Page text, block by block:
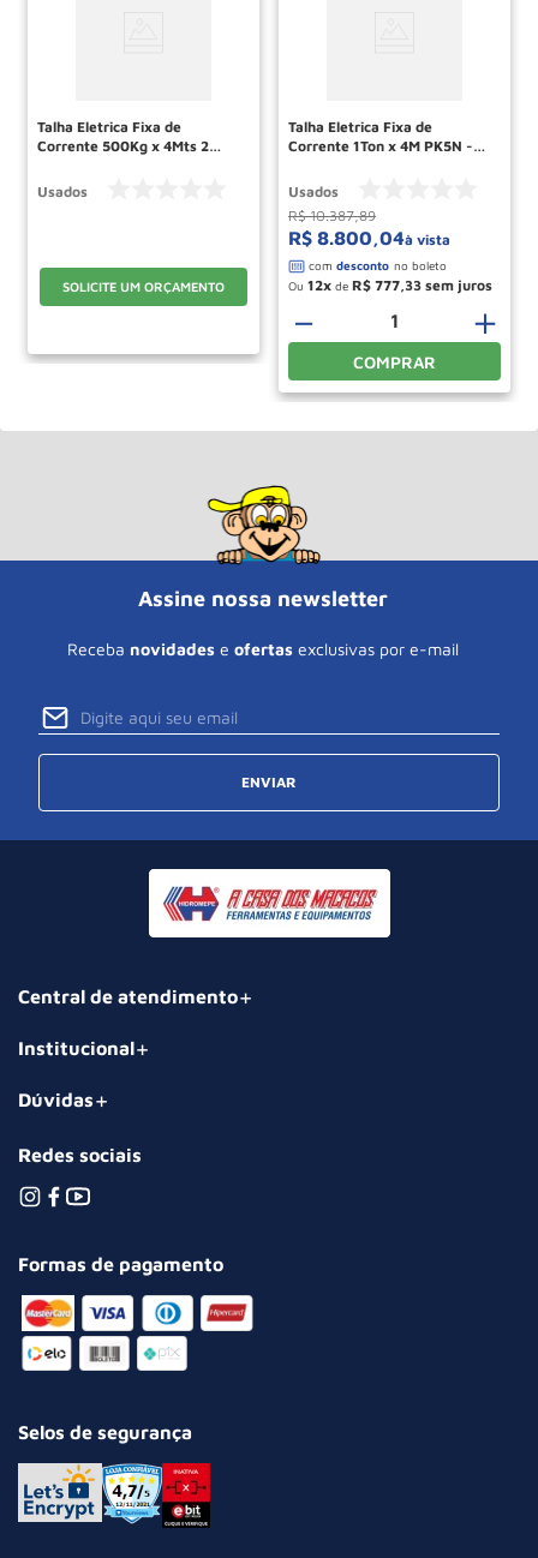
Talha Eletrica Fixa de
Corrente 500Kg x 4Mts 2
RECONDICIONADO
Usados
SOLICITE UM ORÇAMENTO
Talha Eletrica Fixa de
Corrente 1Ton x 4M PK5N -1
Usados
R$ 10.387,89
R$ 8.800,04à vista
Ou 12 de R$ 777 33
＋
－
COMPRAR
Assine nossa newsletter
Receba novidades e ofertas exclusivas por e-mail
ENVIAR
Central de atendimento
Institucional
Dúvidas
Redes sociais
Formas de pagamento
Selos de segurança